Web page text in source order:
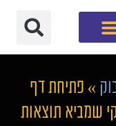
» פתיחת דף
שמביא תוצאות